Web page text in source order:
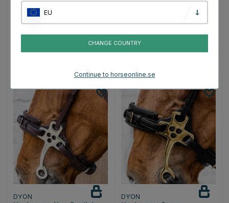
STÜBBEN
Hackamore Brun
1415 kr
Hackamore Svart
1415 kr
DYON
DYON
EU
CHANGE COUNTRY
Continue to horseonline.se